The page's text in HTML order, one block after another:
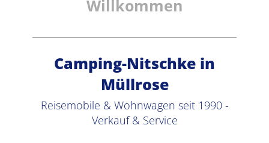
Willkommen
Camping-Nitschke in
Müllrose
Reisemobile & Wohnwagen seit 1990 -
Verkauf & Service